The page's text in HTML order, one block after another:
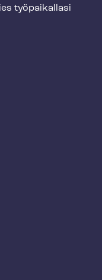
työpaikallasi